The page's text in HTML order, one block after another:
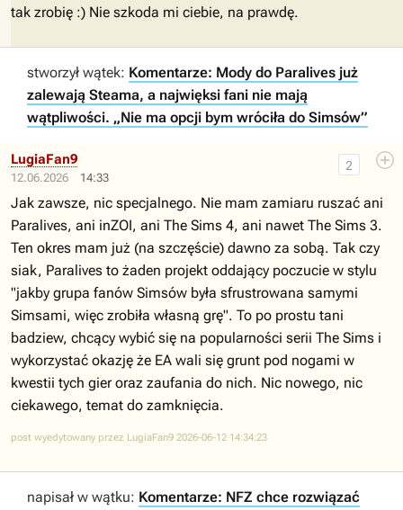
tak zrobię :) Nie szkoda mi ciebie, na prawdę.
stworzył wątek: Komentarze: Mody do Paralives już
zalewają Steama, a najwięksi fani nie mają
wątpliwości. „Nie ma opcji bym wróciła do Simsów”
12.06.2026 14:33
2
LugiaFan9
Jak zawsze, nic specjalnego. Nie mam zamiaru ruszać ani
Paralives, ani inZOI, ani The Sims 4, ani nawet The Sims 3.
Ten okres mam już (na szczęście) dawno za sobą. Tak czy
siak, Paralives to żaden projekt oddający poczucie w stylu
"jakby grupa fanów Simsów była sfrustrowana samymi
Simsami, więc zrobiła własną grę". To po prostu tani
badziew, chcący wybić się na popularności serii The Sims i
wykorzystać okazję że EA wali się grunt pod nogami w
kwestii tych gier oraz zaufania do nich. Nic nowego, nic
ciekawego, temat do zamknięcia.
post wyedytowany przez LugiaFan9 2026-06-12 14:34:23
napisał w wątku: Komentarze: NFZ chce rozwiązać